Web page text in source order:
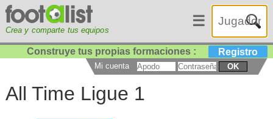
Crea y comparte tus equipos
☰
Construye tus propias formaciones : Registro
Mi cuenta OK
All Time Ligue 1